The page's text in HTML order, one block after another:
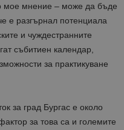
мое мнение – може да бъде
е разгърнал потенциала
и чуждестранните
събитиен календар,
за практикуване
за град Бургас е около
за това са и големите